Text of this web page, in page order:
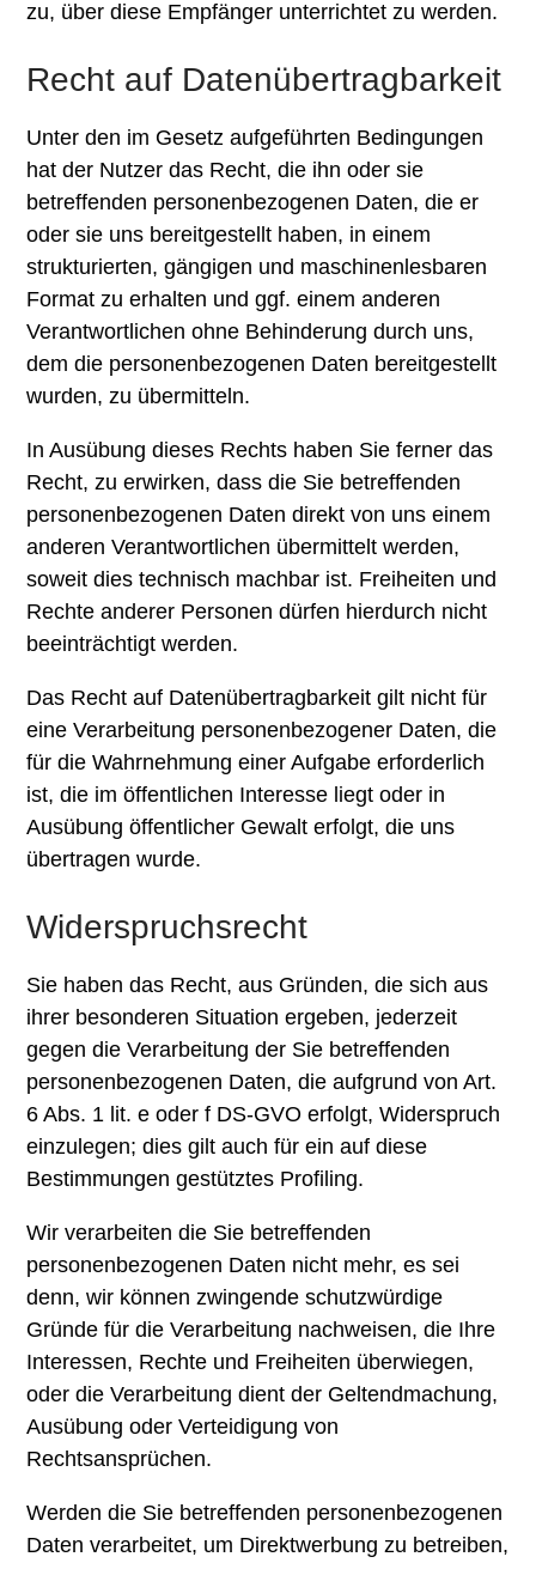
zu, über diese Empfänger unterrichtet zu werden.
Recht auf Datenübertragbarkeit
Unter den im Gesetz aufgeführten Bedingungen
hat der Nutzer das Recht, die ihn oder sie
betreffenden personenbezogenen Daten, die er
oder sie uns bereitgestellt haben, in einem
strukturierten, gängigen und maschinenlesbaren
Format zu erhalten und ggf. einem anderen
Verantwortlichen ohne Behinderung durch uns,
dem die personenbezogenen Daten bereitgestellt
wurden, zu übermitteln.
In Ausübung dieses Rechts haben Sie ferner das
Recht, zu erwirken, dass die Sie betreffenden
personenbezogenen Daten direkt von uns einem
anderen Verantwortlichen übermittelt werden,
soweit dies technisch machbar ist. Freiheiten und
Rechte anderer Personen dürfen hierdurch nicht
beeinträchtigt werden.
Das Recht auf Datenübertragbarkeit gilt nicht für
eine Verarbeitung personenbezogener Daten, die
für die Wahrnehmung einer Aufgabe erforderlich
ist, die im öffentlichen Interesse liegt oder in
Ausübung öffentlicher Gewalt erfolgt, die uns
übertragen wurde.
Widerspruchsrecht
Sie haben das Recht, aus Gründen, die sich aus
ihrer besonderen Situation ergeben, jederzeit
gegen die Verarbeitung der Sie betreffenden
personenbezogenen Daten, die aufgrund von Art.
6 Abs. 1 lit. e oder f DS-GVO erfolgt, Widerspruch
einzulegen; dies gilt auch für ein auf diese
Bestimmungen gestütztes Profiling.
Wir verarbeiten die Sie betreffenden
personenbezogenen Daten nicht mehr, es sei
denn, wir können zwingende schutzwürdige
Gründe für die Verarbeitung nachweisen, die Ihre
Interessen, Rechte und Freiheiten überwiegen,
oder die Verarbeitung dient der Geltendmachung,
Ausübung oder Verteidigung von
Rechtsansprüchen.
Werden die Sie betreffenden personenbezogenen
Daten verarbeitet, um Direktwerbung zu betreiben,